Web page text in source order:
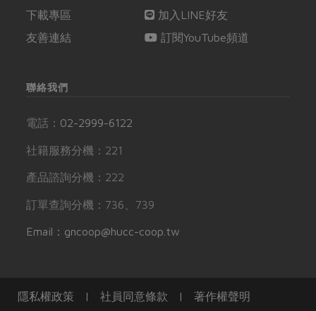
下載專區
友善連結
加入LINE好友
訂閱YouTube頻道
聯絡我們
電話： 02-2999-6122
社籍服務分機：221
產品諮詢分機：222
訂單查詢分機：736、739
Email：gncoop@hucc-coop.tw
隱私權政策 | 社員同意條款 | 著作權聲明